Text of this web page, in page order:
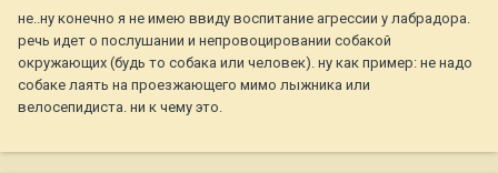
не..ну конечно я не имею ввиду воспитание агрессии у лабрадора.
речь идет о послушании и непровоцировании собакой
окружающих (будь то собака или человек). ну как пример: не надо
собаке лаять на проезжающего мимо лыжника или
велосепидиста. ни к чему это.